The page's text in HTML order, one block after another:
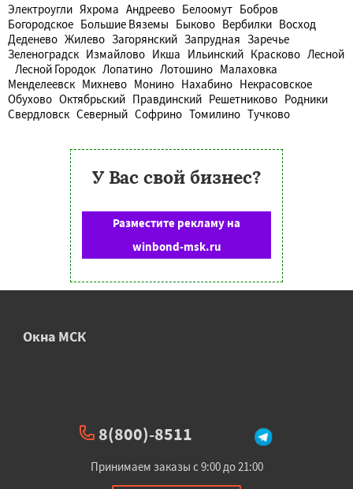
Электроугли Яхрома Андреево Белоомут Бобров
Богородское Большие Вяземы Быково Вербилки Восход
Деденево Жилево Загорянский Запрудная Заречье
Зеленоградск Измайлово Икша Ильинский Красково Лесной
Лесной Городок Лопатино Лотошино Малаховка
Менделеевск Михнево Монино Нахабино Некрасовское
Обухово Октябрьский Правдинский Решетниково Родники
Свердловск Северный Софрино Томилино Тучково
У Вас свой бизнес?
Разместите рекламу на
winbond-msk.ru
Окна МСК
8(800)-8511
Принимаем заказы с 9:00 до 21:00